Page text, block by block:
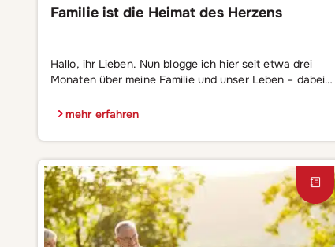
Familie ist die Heimat des Herzens
Hallo, ihr Lieben. Nun blogge ich hier seit etwa drei
Monaten über meine Familie und unser Leben – dabei
vorgestellt. Das will ich heute nachholen 🙂 Denn für
kann ich so sein wie ich bin, werden meine Fehler […]
mehr erfahren